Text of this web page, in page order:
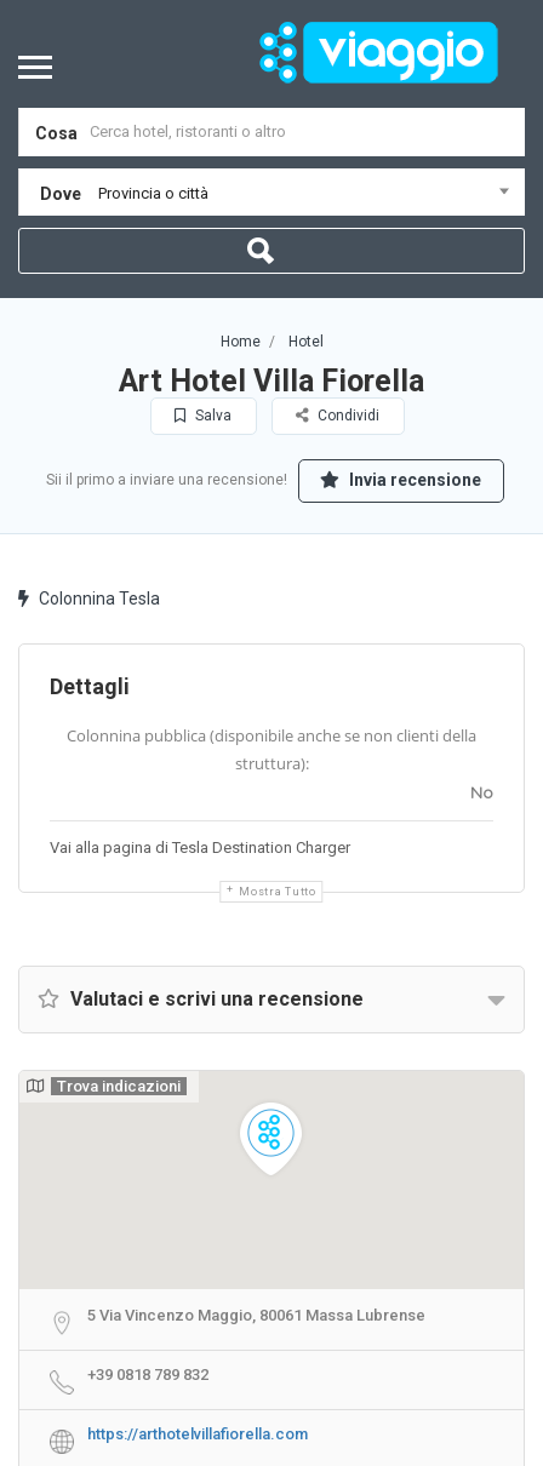
Cosa
Dove Provincia o città
Home Hotel
Art Hotel Villa Fiorella
Salva Condividi
Sii il primo a inviare una recensione! Invia recensione
Colonnina Tesla
Dettagli
Colonnina pubblica (disponibile anche se non clienti della
struttura):
No
Vai alla pagina di Tesla Destination Charger
Mostra Tutto
Valutaci e scrivi una recensione
Trova indicazioni
5 Via Vincenzo Maggio, 80061 Massa Lubrense
+39 0818 789 832
https://arthotelvillafiorella.com